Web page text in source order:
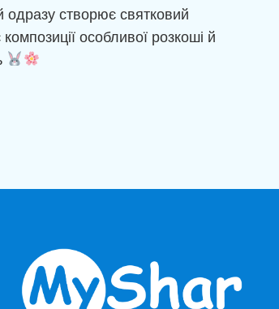
одразу створює святковий
особливої розкоші й